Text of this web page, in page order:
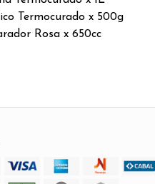
Termocurado x 500g
Rosa x 650cc